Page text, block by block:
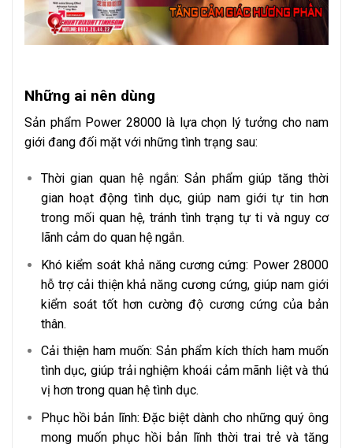
Những ai nên dùng
Sản phẩm Power 28000 là lựa chọn lý tưởng cho nam
giới đang đối mặt với những tình trạng sau:
Thời gian quan hệ ngắn: Sản phẩm giúp tăng thời
gian hoạt động tình dục, giúp nam giới tự tin hơn
trong mối quan hệ, tránh tình trạng tự ti và nguy cơ
lãnh cảm do quan hệ ngắn.
Khó kiểm soát khả năng cương cứng: Power 28000
hỗ trợ cải thiện khả năng cương cứng, giúp nam giới
kiểm soát tốt hơn cường độ cương cứng của bản
thân.
Cải thiện ham muốn: Sản phẩm kích thích ham muốn
tình dục, giúp trải nghiệm khoái cảm mãnh liệt và thú
vị hơn trong quan hệ tình dục.
Phục hồi bản lĩnh: Đặc biệt dành cho những quý ông
mong muốn phục hồi bản lĩnh thời trai trẻ và tăng